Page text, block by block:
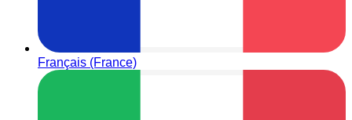
Français (France)